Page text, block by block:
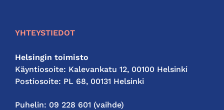
YHTEYSTIEDOT
Helsingin toimisto
Käyntiosoite: Kalevankatu 12, 00100 Helsinki
Postiosoite: PL 68, 00131 Helsinki
Puhelin: 09 228 601 (vaihde)